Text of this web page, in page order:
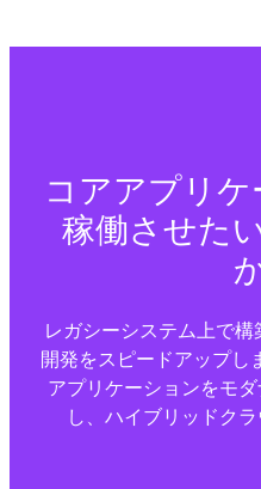
コアアプリ
稼働させた
レガシーシステム上で
開発をスピードアップし
アプリケーションをモ
し、ハイブリッドク